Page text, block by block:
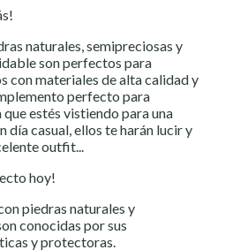
naturales, semipreciosas y
son perfectos para
con materiales de alta calidad y
perfecto para
estés vistiendo para una
día casual, ellos te harán lucir y
outfit...
hoy!
piedras naturales y
conocidas por sus
y protectoras.